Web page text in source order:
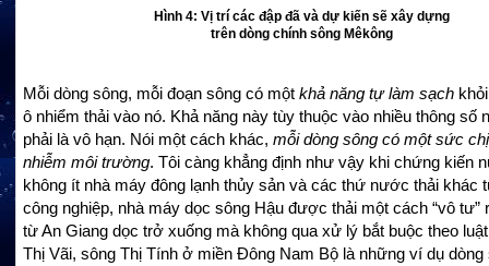
Hình 4: Vị trí các đập đã và dự kiến sẽ xây dựng
trên dòng chính sông Mêkông
Mỗi dòng sông, mỗi đoạn sông có một khả năng tự làm sạch
ô nhiểm thải vào nó. Khả năng này tùy thuộc vào nhiều thông số
phải là vô hạn. Nói một cách khác, mỗi dòng sông có một sức
nhiễm môi trường. Tôi càng khẳng định như vậy khi chứng kiến
không ít nhà máy đông lạnh thủy sản và các thứ nước thải khác
công nghiệp, nhà máy dọc sông Hậu được thải một cách “vô tư”
từ An Giang dọc trở xuống mà không qua xử lý bắt buộc theo
Thị Vãi, sông Thị Tính ở miền Đông Nam Bộ là những ví dụ dòng